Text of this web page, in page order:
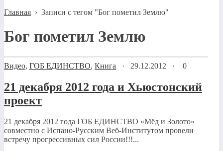
Главная › Записи с тегом "Бог пометил Землю"
Бог пометил Землю
Видео, ГОБ ЕДИНСТВО, Книга · 29.12.2012 · 0
21 декабря 2012 года и Хьюстонский
проект
21 декабря 2012 года ГОБ ЕДИНСТВО «Мёд и Золото»
совместно с Испано-Русским Веб-Институтом провели
встречу прогрессивных сил России!!!...